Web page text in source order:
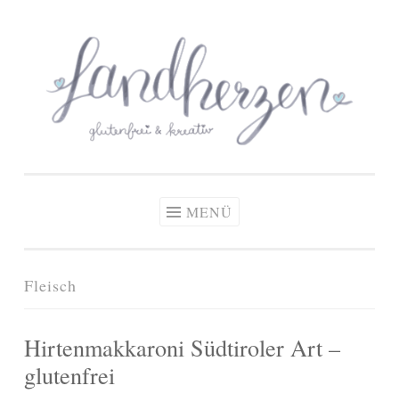
springen
Zöliakie, glutenfreie Ernährung
MENÜ
Fleisch
Hirtenmakkaroni Südtiroler Art –
glutenfrei